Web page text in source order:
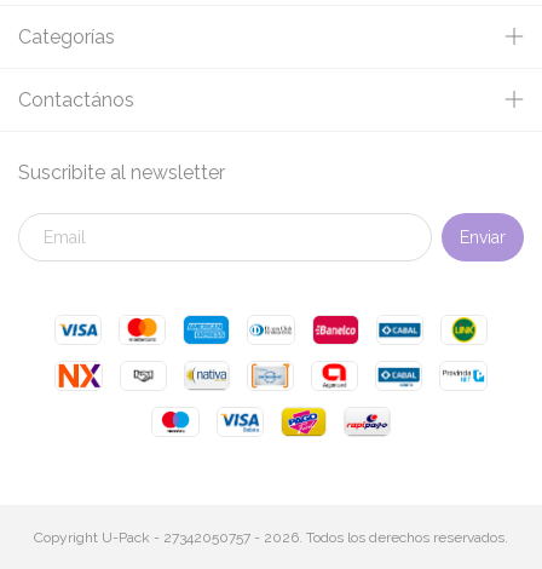
Categorías
Contactános
Suscribite al newsletter
Copyright U-Pack - 27342050757 - 2026. Todos los derechos reservados.